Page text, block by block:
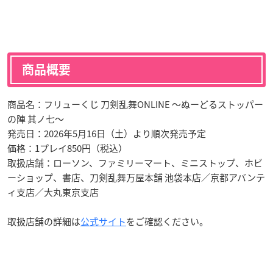
商品概要
商品名：フリューくじ 刀剣乱舞ONLINE ～ぬーどるストッパー
の陣 其ノ七～
発売日：2026年5月16日（土）より順次発売予定
価格：1プレイ850円（税込）
取扱店舗：ローソン、ファミリーマート、ミニストップ、ホビ
ーショップ、書店、刀剣乱舞万屋本舗 池袋本店／京都アバンテ
ィ支店／大丸東京支店
取扱店舗の詳細は公式サイトをご確認ください。